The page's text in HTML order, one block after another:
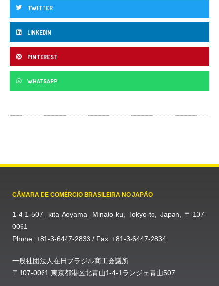
TWITTER
LINKEDIN
PINTEREST
WHATSAPP
CÂMARA DE COMÉRCIO BRASILEIRA NO JAPÃO
1-4-1-507, kita Aoyama, Minato-ku, Tokyo-to, Japan, 〒107-
0061
Phone: +81-3-6447-2833 / Fax: +81-3-6447-2834
一般社団法人在日ブラジル商工会議所
〒107-0061 東京都港区北青山1-4-1ランジェ青山507